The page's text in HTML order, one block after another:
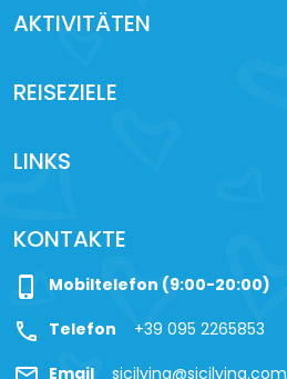
AKTIVITÄTEN
REISEZIELE
LINKS
KONTAKTE
phone_iphone Mobiltelefon (9:00-20:00)
call Telefon +39 095 2265853
Email sicilying@sicilying.com